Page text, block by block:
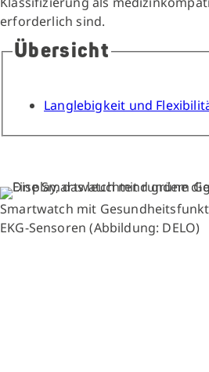
erforderlich sind.
Übersicht
Langlebigkeit und
Smartwatch mit
EKG-Sensoren (Abbildung: DELO)